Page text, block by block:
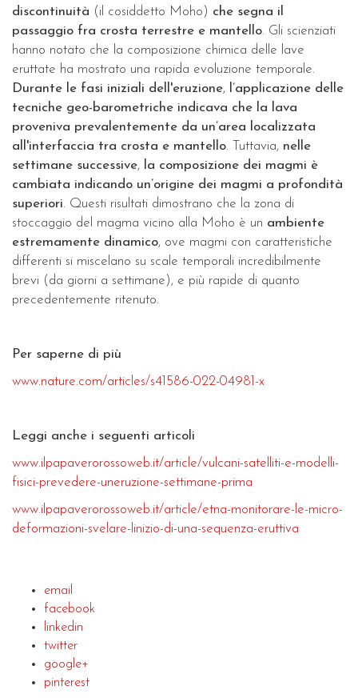
discontinuità (il cosiddetto Moho) che segna il
passaggio fra crosta terrestre e mantello. Gli scienziati
hanno notato che la composizione chimica delle lave
eruttate ha mostrato una rapida evoluzione temporale.
Durante le fasi iniziali dell'eruzione, l’applicazione delle
tecniche geo-barometriche indicava che la lava
proveniva prevalentemente da un’area localizzata
all'interfaccia tra crosta e mantello. Tuttavia, nelle
settimane successive, la composizione dei magmi è
cambiata indicando un’origine dei magmi a profondità
superiori. Questi risultati dimostrano che la zona di
stoccaggio del magma vicino alla Moho è un ambiente
estremamente dinamico, ove magmi con caratteristiche
differenti si miscelano su scale temporali incredibilmente
brevi (da giorni a settimane), e più rapide di quanto
precedentemente ritenuto.
Per saperne di più
www.nature.com/articles/s41586-022-04981-x
Leggi anche i seguenti articoli
www.ilpapaverorossoweb.it/article/vulcani-satelliti-e-modelli-
fisici-prevedere-uneruzione-settimane-prima
www.ilpapaverorossoweb.it/article/etna-monitorare-le-micro-
deformazioni-svelare-linizio-di-una-sequenza-eruttiva
email
facebook
linkedin
twitter
google+
pinterest